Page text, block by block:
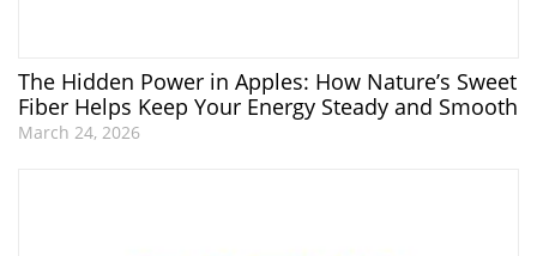
The Hidden Power in Apples: How Nature’s Sweet
Fiber Helps Keep Your Energy Steady and Smooth
March 24, 2026